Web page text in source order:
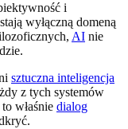
i
wyłączną domeną
AI nie
sztuczna inteligencja
z tych systemów
właśnie dialog